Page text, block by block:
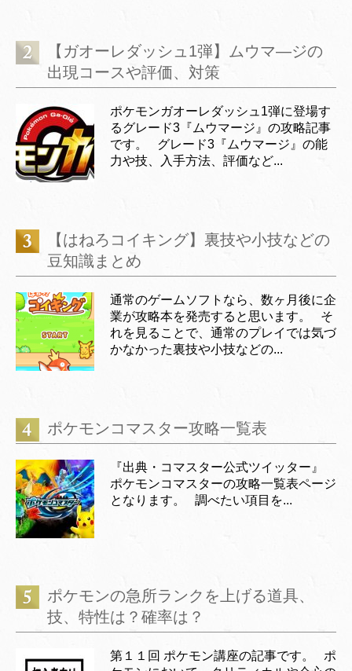
【ガオーレダッシュ1弾】ムウマ―ジの
出現コースや評価、対策
ポケモンガオーレダッシュ1弾に登場す
るグレード3『ムウマージ』の攻略記事
です。 グレード3『ムウマージ』の能
力や技、入手方法、評価など...
【はねろコイキング】裏技や小技などの
豆知識まとめ
通常のゲームソフトなら、数ヶ月後に企
業が攻略本を発売すると思います。 そ
れを見ることで、通常のプレイでは気づ
かなかった裏技や小技などの...
ポケモンコマスター攻略一覧表
『出典・コマスター公式ツイッター』
ポケモンコマスターの攻略一覧表ページ
となります。 調べたい項目を...
ポケモンの急所ランクを上げる道具、
技、特性は？確率は？
第１１回 ポケモン講座の記事です。 ポ